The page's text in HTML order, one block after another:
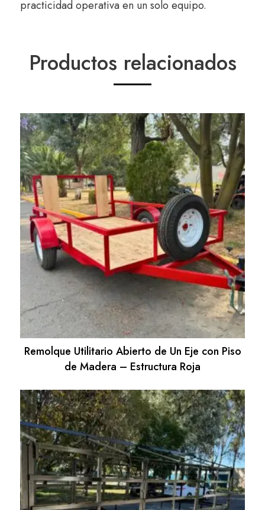
practicidad operativa en un solo equipo.
Productos relacionados
Remolque Utilitario Abierto de Un Eje con Piso
de Madera – Estructura Roja